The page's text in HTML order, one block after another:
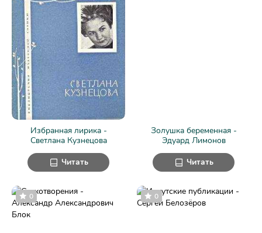
Избранная лирика -
Светлана Кузнецова
Читать
Золушка беременная -
Эдуард Лимонов
Читать
0 0